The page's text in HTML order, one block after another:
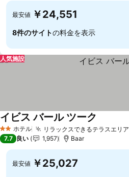
最安値 ￥24,551
8件のサイトの料金を表示
人気施設
2 ホテルのランク
ホテル リラックスできるテラスエリア
イビス バール ツーク
7.7 良い 1,957 Baar
最安値 ￥25,027